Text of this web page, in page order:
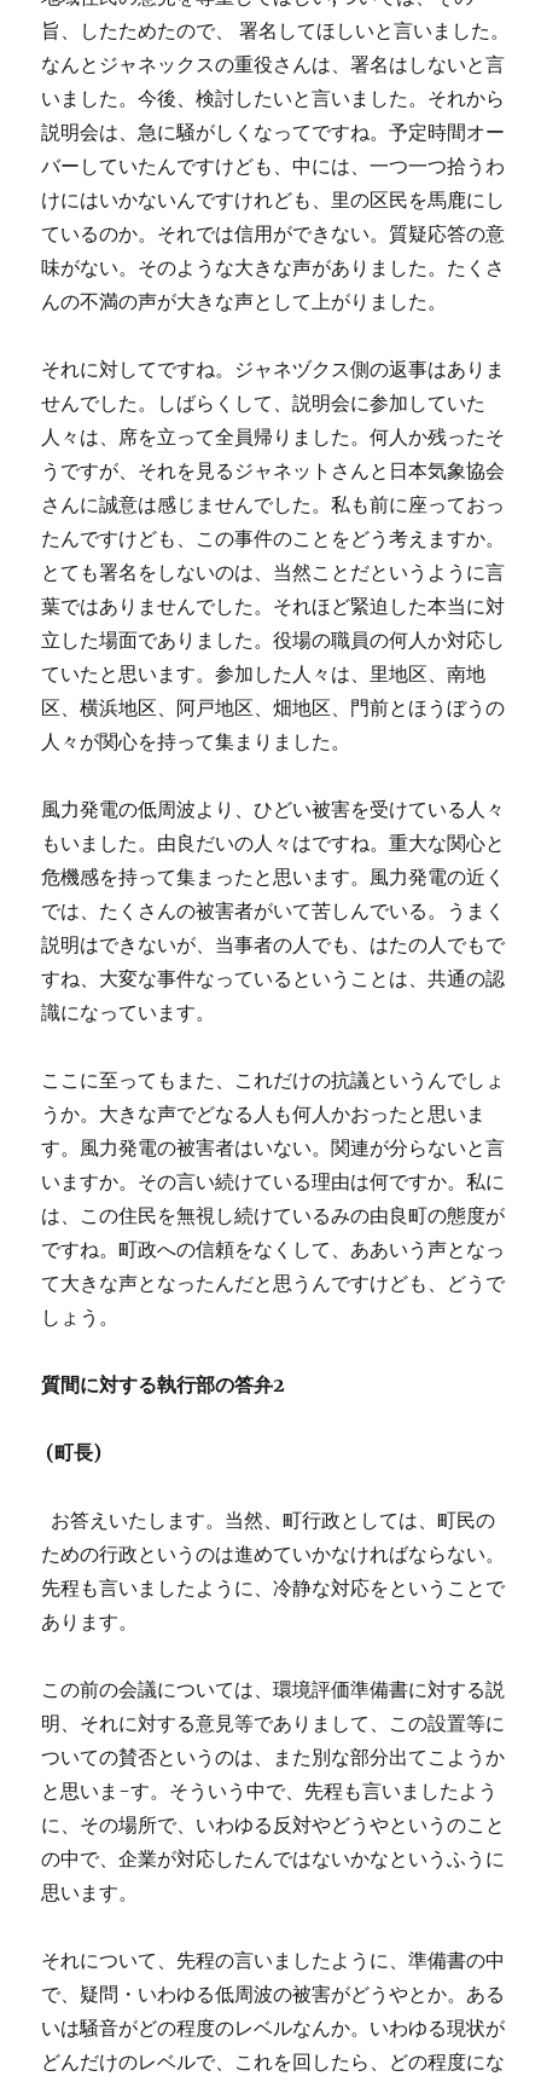
旨、したためたので、 署名してほしいと言いました。
なんとジャネックスの重役さんは、署名はしないと言
いました。今後、検討したいと言いました。それから
説明会は、急に騒がしくなってですね。予定時間オー
バーしていたんですけども、中には、一つ一つ拾うわ
けにはいかないんですけれども、里の区民を馬鹿にし
ているのか。それでは信用ができない。質疑応答の意
味がない。そのような大きな声がありました。たくさ
んの不満の声が大きな声として上がりました。
それに対してですね。ジャネヅクス側の返事はありま
せんでした。しばらくして、説明会に参加していた
人々は、席を立って全員帰りました。何人か残ったそ
うですが、それを見るジャネットさんと日本気象協会
さんに誠意は感じませんでした。私も前に座っておっ
たんですけども、この事件のことをどう考えますか。
とても署名をしないのは、当然ことだというように言
葉ではありませんでした。それほど緊迫した本当に対
立した場面でありました。役場の職員の何人か対応し
ていたと思います。参加した人々は、里地区、南地
区、横浜地区、阿戸地区、畑地区、門前とほうぼうの
人々が関心を持って集まりました。
風力発電の低周波より、ひどい被害を受けている人々
もいました。由良だいの人々はですね。重大な関心と
危機感を持って集まったと思います。風力発電の近く
では、たくさんの被害者がいて苦しんでいる。うまく
説明はできないが、当事者の人でも、はたの人でもで
すね、大変な事件なっているということは、共通の認
識になっています。
ここに至ってもまた、これだけの抗議というんでしょ
うか。大きな声でどなる人も何人かおったと思いま
す。風力発電の被害者はいない。関連が分らないと言
いますか。その言い続けている理由は何ですか。私に
は、この住民を無視し続けているみの由良町の態度が
ですね。町政への信頼をなくして、ああいう声となっ
て大きな声となったんだと思うんですけども、どうで
しょう。
質間に対する執行部の答弁2
(町長)
お答えいたします。当然、町行政としては、町民の
ための行政というのは進めていかなければならない。
先程も言いましたように、冷静な対応をということで
あります。
この前の会議については、環境評価準備書に対する説
明、それに対する意見等でありまして、この設置等に
ついての賛否というのは、また別な部分出てこようか
と思いま-す。そういう中で、先程も言いましたよう
に、その場所で、いわゆる反対やどうやというのこと
の中で、企業が対応したんではないかなというふうに
思います。
それについて、先程の言いましたように、準備書の中
で、疑問・いわゆる低周波の被害がどうやとか。ある
いは騒音がどの程度のレベルなんか。いわゆる現状が
どんだけのレベルで、これを回したら、どの程度にな